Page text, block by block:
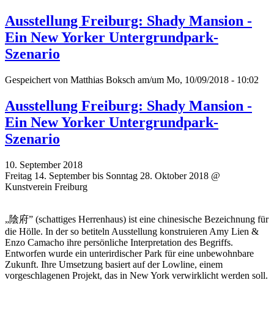
Ausstellung Freiburg: Shady Mansion -
Ein New Yorker Untergrundpark-
Szenario
Gespeichert von Matthias Boksch am/um Mo, 10/09/2018 - 10:02
Ausstellung Freiburg: Shady Mansion -
Ein New Yorker Untergrundpark-
Szenario
10. September 2018
Freitag 14. September bis Sonntag 28. Oktober 2018 @
Kunstverein Freiburg
„陰府” (schattiges Herrenhaus) ist eine chinesische Bezeichnung für
die Hölle. In der so betiteln Ausstellung konstruieren Amy Lien &
Enzo Camacho ihre persönliche Interpretation des Begriffs.
Entworfen wurde ein unterirdischer Park für eine unbewohnbare
Zukunft. Ihre Umsetzung basiert auf der Lowline, einem
vorgeschlagenen Projekt, das in New York verwirklicht werden soll.